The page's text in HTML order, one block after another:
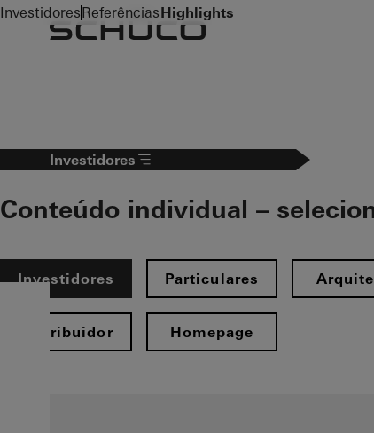
To the main content
Investidores
Conteúdo individual –
Investidores Particulares
Distribuidor Homepage
InvestidoresReferênciasHighlights